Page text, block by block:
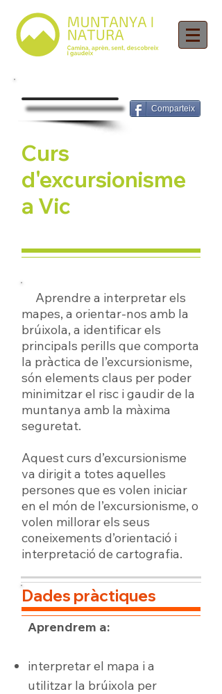
Comparteix
Curs
d'excursionisme
a Vic
Aprendre a interpretar els
mapes, a orientar-nos amb la
brúixola, a identificar els
principals perills que comporta
la pràctica de l’excursionisme,
són elements claus per poder
minimitzar el risc i gaudir de la
muntanya amb la màxima
seguretat.
Aquest curs d’excursionisme
va dirigit a totes aquelles
persones que es volen iniciar
en el món de l’excursionisme, o
volen millorar els seus
coneixements d’orientació i
interpretació de cartografia.
Dades pràctiques
Aprendrem a:
interpretar el mapa i a
utilitzar la brúixola per